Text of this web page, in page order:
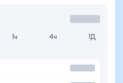
1ч 4ч 1Д